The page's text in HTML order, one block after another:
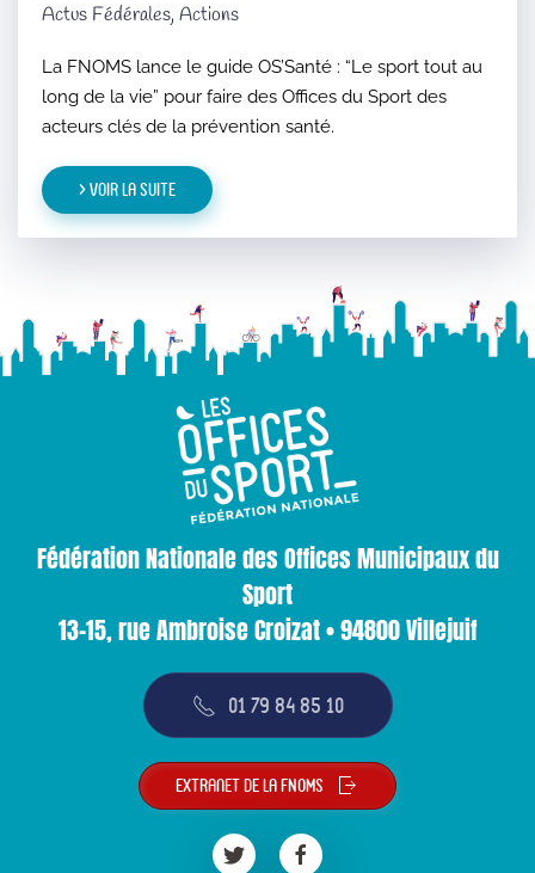
Actus Fédérales, Actions
La FNOMS lance le guide OS’Santé : “Le sport tout au
long de la vie” pour faire des Offices du Sport des
acteurs clés de la prévention santé.
> Voir la suite
Fédération Nationale des Offices Municipaux du
Sport
13-15, rue Ambroise Croizat • 94800 Villejuif
01 79 84 85 10
Extranet de la FNOMS